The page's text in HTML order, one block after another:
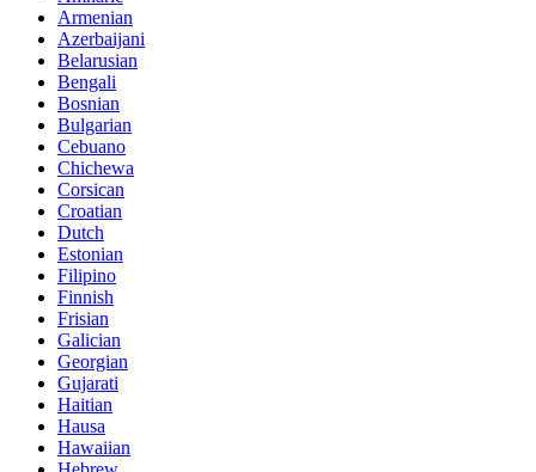
Armenian
Azerbaijani
Belarusian
Bengali
Bosnian
Bulgarian
Cebuano
Chichewa
Corsican
Croatian
Dutch
Estonian
Filipino
Finnish
Frisian
Galician
Georgian
Gujarati
Haitian
Hausa
Hawaiian